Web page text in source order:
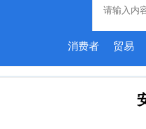
消费者 贸易